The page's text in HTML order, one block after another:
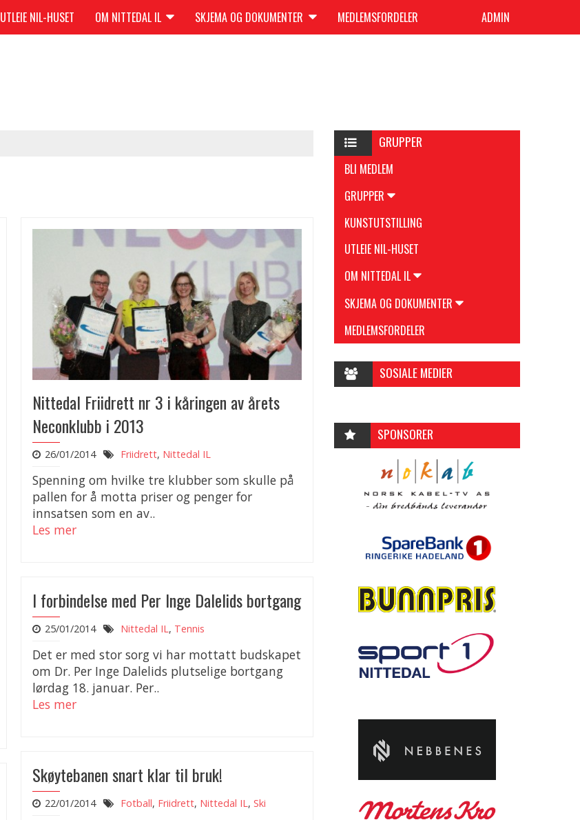
UTLEIE NIL-HUSET OM NITTEDAL IL SKJEMA OG DOKUMENTER MEDLEMSFORDELER ADMIN
Nittedal Friidrett nr 3 i kåringen av årets
Neconklubb i 2013
26/01/2014 Friidrett, Nittedal IL
Spenning om hvilke tre klubber som skulle på
pallen for å motta priser og penger for
innsatsen som en av..
Les mer
I forbindelse med Per Inge Dalelids bortgang
25/01/2014 Nittedal IL, Tennis
Det er med stor sorg vi har mottatt budskapet
om Dr. Per Inge Dalelids plutselige bortgang
lørdag 18. januar. Per..
Les mer
Skøytebanen snart klar til bruk!
22/01/2014 Fotball, Friidrett, Nittedal IL, Ski
GRUPPER
BLI MEDLEM
GRUPPER
KUNSTUTSTILLING
UTLEIE NIL-HUSET
OM NITTEDAL IL
SKJEMA OG DOKUMENTER
MEDLEMSFORDELER
SOSIALE MEDIER
SPONSORER